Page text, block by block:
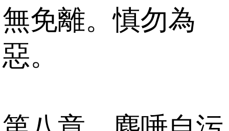
無免離。慎勿為
惡。